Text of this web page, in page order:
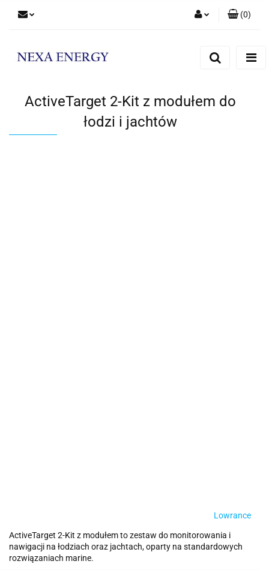
(0)
ActiveTarget 2-Kit z modułem do
łodzi i jachtów
Lowrance
ActiveTarget 2-Kit z modułem to zestaw do monitorowania i
nawigacji na łodziach oraz jachtach, oparty na standardowych
rozwiązaniach marine.